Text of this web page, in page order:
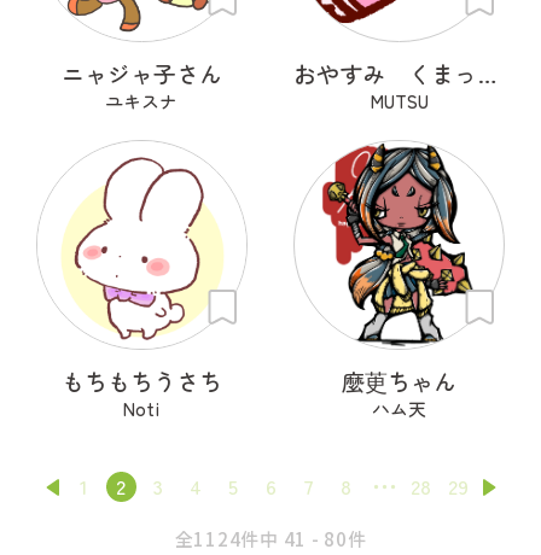
ニャジャ子さん
ユキスナ
おやすみ くまっくら
MUTSU
もちもちうさち
Noti
麼茰ちゃん
ハム天
1 2 3 4 5 6 7 8 28 29
全1124件中 41 - 80件